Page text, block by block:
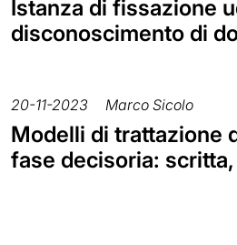
Istanza di fissazione
disconoscimento di
20-11-2023 Marco Sicolo
Modelli di trattazione
fase decisoria: